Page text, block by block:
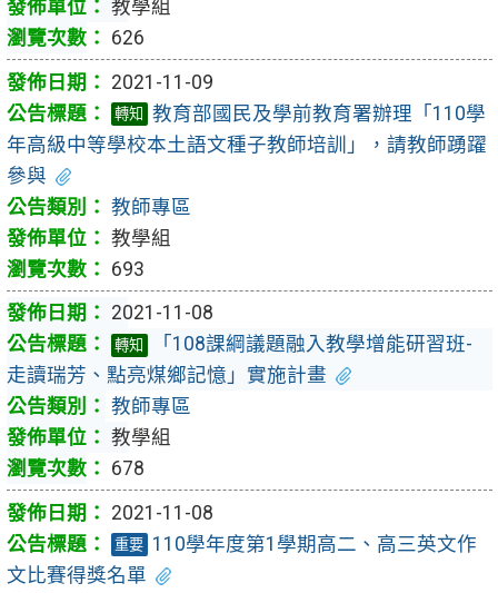
教學組
626
2021-11-09
轉知
教育部國民及學前教育署辦理「110學
年高級中等學校本土語文種子教師培訓」，請教師踴躍
參與
教師專區
教學組
693
2021-11-08
轉知
「108課綱議題融入教學增能研習班-
走讀瑞芳、點亮煤鄉記憶」實施計畫
教師專區
教學組
678
2021-11-08
重要 110學年度第1學期高二、高三英文作
文比賽得獎名單